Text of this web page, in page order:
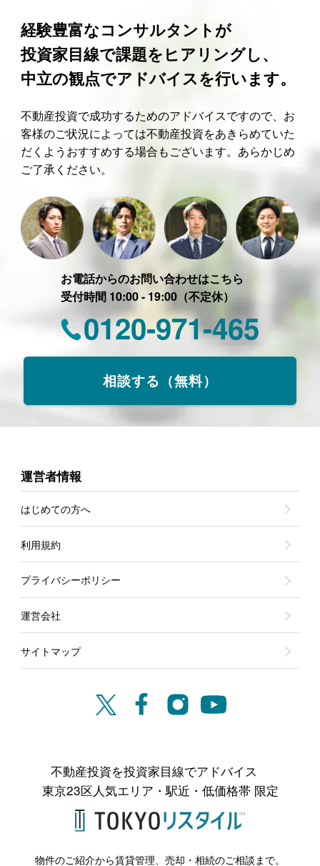
経験豊富なコンサルタントが
投資家目線で課題をヒアリングし、
中立の観点でアドバイスを行います。
不動産投資で成功するためのアドバイスですので、お
客様のご状況によっては不動産投資をあきらめていた
だくようおすすめする場合もございます。あらかじめ
ご了承ください。
お電話からのお問い合わせはこちら
受付時間 10:00 - 19:00（不定休）
0120-971-465
相談する（無料）
運営者情報
はじめての方へ
利用規約
プライバシーポリシー
運営会社
サイトマップ
不動産投資を投資家目線でアドバイス
東京23区人気エリア・駅近・低価格帯 限定
物件のご紹介から賃貸管理、売却・相続のご相談まで。